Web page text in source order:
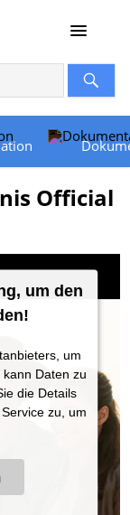
Official
um den
um
Daten zu
die Details
zu, um